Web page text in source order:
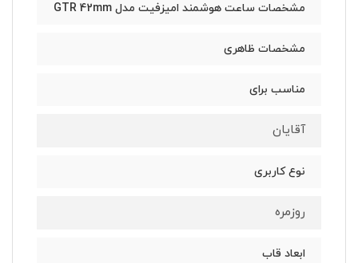
مشخصات ساعت هوشمند امیزفیت مدل GTR 42mm
مشخصات ظاهری
مناسب برای
آقایان
نوع کاربری
روزمره
ابعاد قاب